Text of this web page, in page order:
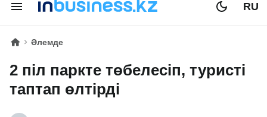
RU
Әлемде
2 піл паркте төбелесіп, туристі
таптап өлтірді